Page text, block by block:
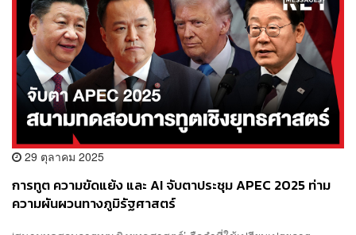
29 ตุลาคม 2025
การทูต ความขัดแย้ง และ AI จับตาประชุม APEC 2025 ท่าม
ความผันผวนทางภูมิรัฐศาสตร์